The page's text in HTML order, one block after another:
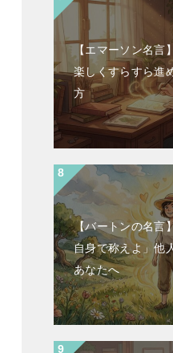
【エマーソン名言
楽しくすらすら進
方
【バートンの名言
自身で称えよ」他
あなたへ